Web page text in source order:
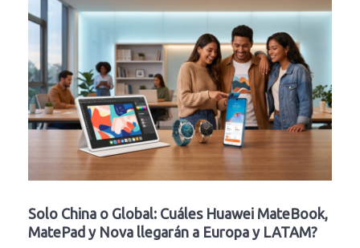
Solo China o Global: Cuáles Huawei MateBook,
MatePad y Nova llegarán a Europa y LATAM?